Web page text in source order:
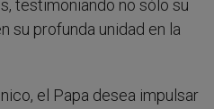
testimoniando no sólo su
su profunda unidad en la
el Papa desea impulsar